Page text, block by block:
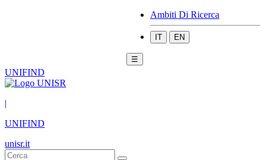
Ambiti Di Ricerca
IT EN
☰
UNIFIND
|
UNIFIND
unisr.it